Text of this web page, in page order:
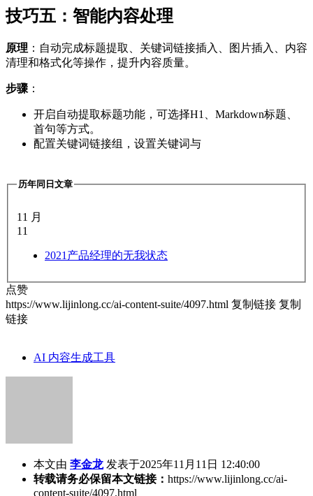
技巧五：智能内容处理
原理 ：自动完成标题提取、关键词链接插入、图片插入、内容
清理和格式化等操作，提升内容质量。
步骤 ：
开启自动提取标题功能，可选择H1、Markdown标题、
首句等方式。
配置关键词链接组，设置关键词与
历年同日文章
11 月
11
2021 产品经理的无我状态
点赞
https://www.lijinlong.cc/ai-content-suite/4097.html 复制链接 复制
链接
AI 内容生成工具
本文由 李金龙 发表于2025年11月11日 12:40:00
转载请务必保留本文链接： https://www.lijinlong.cc/ai-
content-suite/4097.html